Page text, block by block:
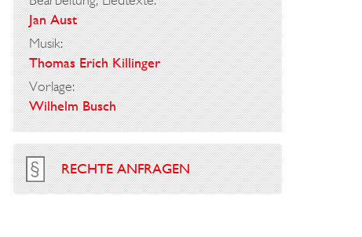
Jan Aust
Musik:
Thomas Erich Killinger
Vorlage:
Wilhelm Busch
RECHTE ANFRAGEN